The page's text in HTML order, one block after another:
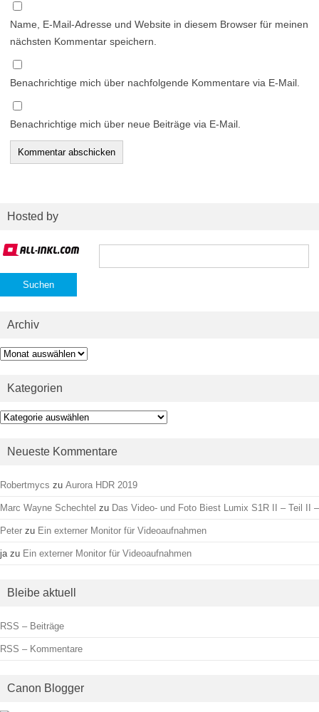
Name, E-Mail-Adresse und Website in diesem Browser für meinen
nächsten Kommentar speichern.
Benachrichtige mich über nachfolgende Kommentare via E-Mail.
Benachrichtige mich über neue Beiträge via E-Mail.
Hosted by
Suchen
Archiv
Archiv
Kategorien
Kategorien
Neueste Kommentare
Robertmycs zu Aurora HDR 2019
Marc Wayne Schechtel zu Das Video- und Foto Biest Lumix S1R II – Teil II –
Peter zu Ein externer Monitor für Videoaufnahmen
ja zu Ein externer Monitor für Videoaufnahmen
Bleibe aktuell
RSS – Beiträge
RSS – Kommentare
Canon Blogger